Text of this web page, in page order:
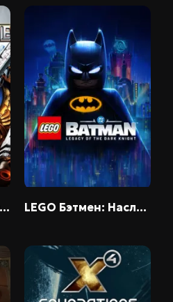
LEGO Бэтмен: Наследие Темного рыцаря